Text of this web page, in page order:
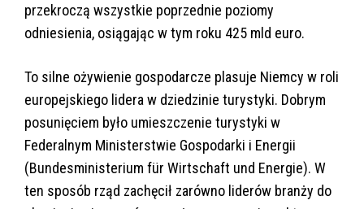
przekroczą wszystkie poprzednie poziomy
odniesienia, osiągając w tym roku 425 mld euro.
To silne ożywienie gospodarcze plasuje Niemcy w roli
europejskiego lidera w dziedzinie turystyki. Dobrym
posunięciem było umieszczenie turystyki w
Federalnym Ministerstwie Gospodarki i Energii
(Bundesministerium für Wirtschaft und Energie). W
ten sposób rząd zachęcił zarówno liderów branży do